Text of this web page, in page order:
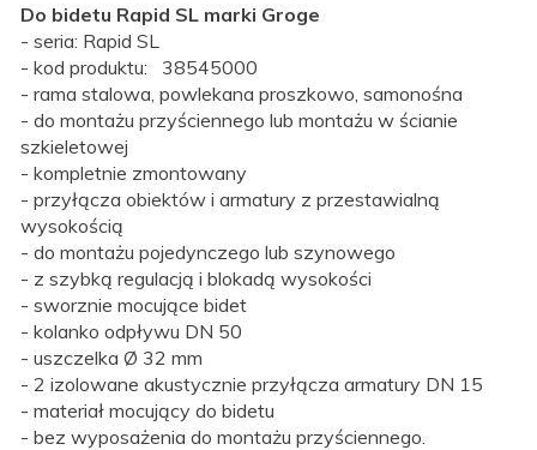
Do bidetu Rapid SL marki Groge
- seria: Rapid SL
- kod produktu: 38545000
- rama stalowa, powlekana proszkowo, samonośna
- do montażu przyściennego lub montażu w ścianie
szkieletowej
- kompletnie zmontowany
- przyłącza obiektów i armatury z przestawialną
wysokością
- do montażu pojedynczego lub szynowego
- z szybką regulacją i blokadą wysokości
- sworznie mocujące bidet
- kolanko odpływu DN 50
- uszczelka Ø 32 mm
- 2 izolowane akustycznie przyłącza armatury DN 15
- materiał mocujący do bidetu
- bez wyposażenia do montażu przyściennego.